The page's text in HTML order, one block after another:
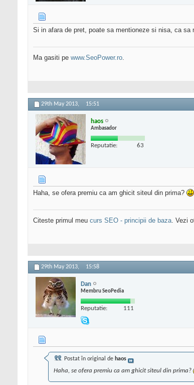
Si in afara de pret, poate sa mentioneze si nisa, ca
Ma gasiti pe www.SeoPower.ro.
29th May 2013, 15:51
haos
Ambasador
Reputatie: 63
Haha, se ofera premiu ca am ghicit siteul din prima?
Citeste primul meu curs SEO - principii de baza. Vezi
29th May 2013, 15:58
Dan
Membru SeoPedia
Reputatie: 111
Postat în original de haos
Haha, se ofera premiu ca am ghicit siteul din prima?